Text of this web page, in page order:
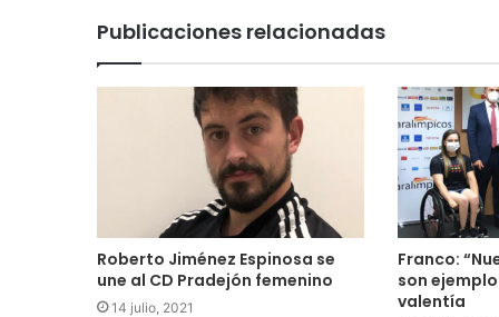
Publicaciones relacionadas
Roberto Jiménez Espinosa se
une al CD Pradejón femenino
14 julio, 2021
Franco:
son
valentía